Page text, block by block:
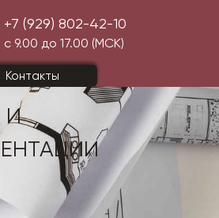
+7 (929) 802-42-10
с 9.00 до 17.00 (МСК)
Контакты
И